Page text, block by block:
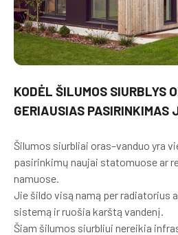
KODĖL ŠILUMOS SIURBLYS
GERIAUSIAS PASIRINKIMAS
Šilumos siurbliai oras–vanduo yra
pasirinkimų naujai statomuose ar
namuose.
Jie šildo visą namą per radiatorius
sistemą ir ruošia karštą vandenį.
Šiam šilumos siurbliui nereikia